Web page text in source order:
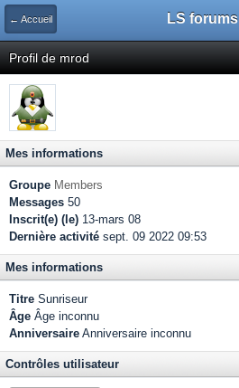
← Accueil LS forums
Profil de mrod
Mes informations
Groupe Members
Messages 50
Inscrit(e) (le) 13-mars 08
Dernière activité sept. 09 2022 09:53
Mes informations
Titre Sunriseur
Âge Âge inconnu
Anniversaire Anniversaire inconnu
Contrôles utilisateur